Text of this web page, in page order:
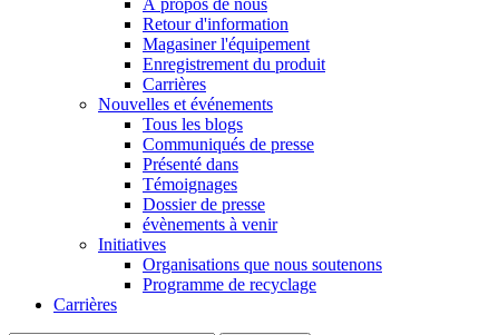
À propos de nous
Retour d'information
Magasiner l'équipement
Enregistrement du produit
Carrières
Nouvelles et événements
Tous les blogs
Communiqués de presse
Présenté dans
Témoignages
Dossier de presse
évènements à venir
Initiatives
Organisations que nous soutenons
Programme de recyclage
Carrières